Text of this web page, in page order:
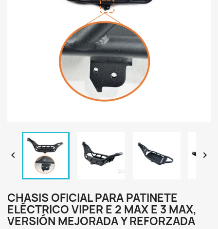
 
CHASIS OFICIAL PARA PATINETE
ELÉCTRICO VIPER E 2 MAX E 3 MAX,
VERSIÓN MEJORADA Y REFORZADA